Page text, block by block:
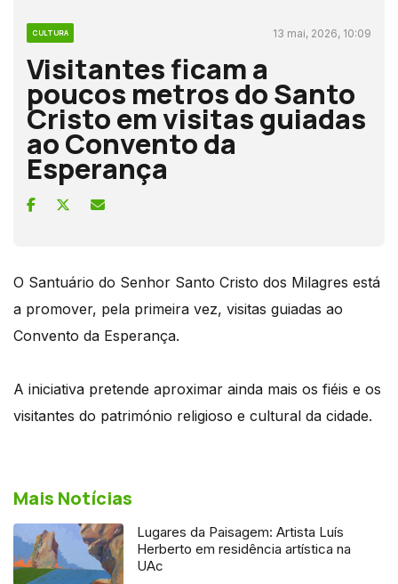
CULTURA 13 mai, 2026, 10:09
Visitantes ficam a
poucos metros do Santo
Cristo em visitas guiadas
ao Convento da
Esperança
O Santuário do Senhor Santo Cristo dos Milagres está
a promover, pela primeira vez, visitas guiadas ao
Convento da Esperança.
A iniciativa pretende aproximar ainda mais os fiéis e os
visitantes do património religioso e cultural da cidade.
Mais Notícias
Lugares da Paisagem: Artista Luís
Herberto em residência artística na
UAc